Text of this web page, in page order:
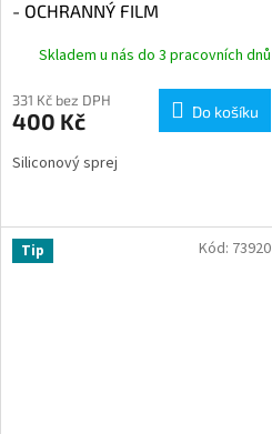
- OCHRANNÝ FILM
Skladem u nás do 3 pracovních dnů
331 Kč bez DPH
400 Kč Do košíku
Siliconový sprej
Tip Kód: 73920